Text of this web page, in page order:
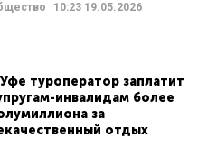
10:2319.05.2026
Уфе туроператор заплатит
инвалидам более
за
отдых